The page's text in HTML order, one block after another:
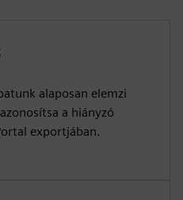
alaposan elemzi
a hiányzó
exportjában.